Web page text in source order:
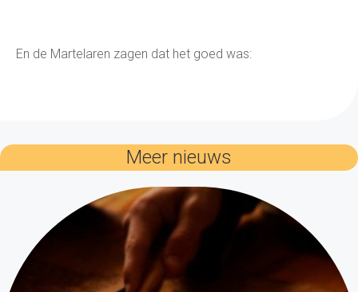
En de Martelaren zagen dat het goed was:
Meer nieuws